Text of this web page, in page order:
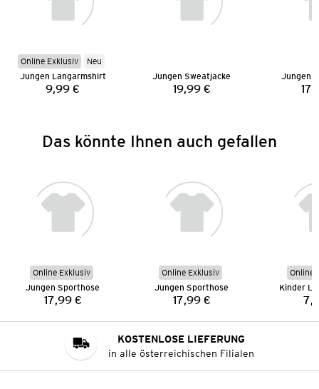
Online Exklusiv
Neu
Jungen Langarmshirt
Preis:
9,99 €
Jungen Sweatjacke
Preis:
19,99 €
Jungen
Das könnte Ihnen auch gefallen
Online Exklusiv
Jungen Sporthose
Preis:
17,99 €
Online Exklusiv
Jungen Sporthose
Preis:
17,99 €
Online
Kinder
KOSTENLOSE LIEFERUNG
in alle österreichischen Filialen